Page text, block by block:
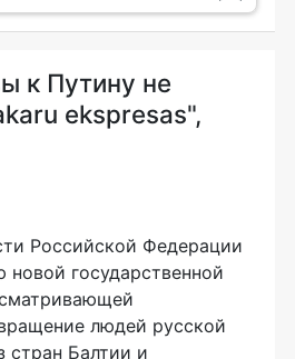
к Путину не
ekspresas",
Российской Федерации
новой государственной
людей русской
стран Балтии и